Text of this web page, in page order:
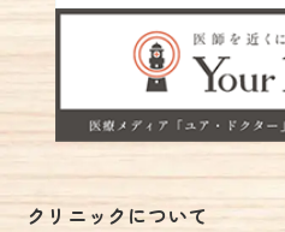
クリニックについて